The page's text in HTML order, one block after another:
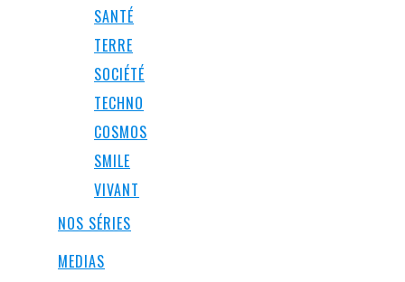
SANTÉ
TERRE
SOCIÉTÉ
TECHNO
COSMOS
SMILE
VIVANT
NOS SÉRIES
MEDIAS